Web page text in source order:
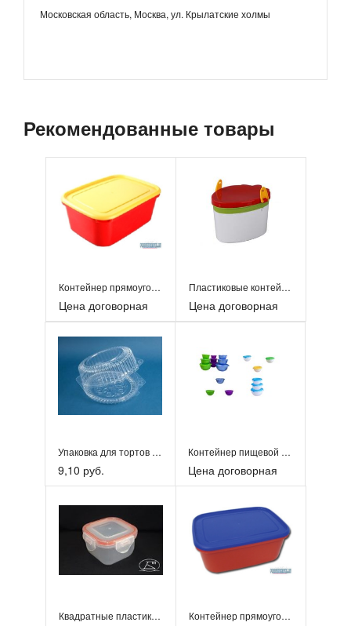
Московская область, Москва, ул. Крылатские холмы
Рекомендованные товары
Контейнер прямоугольный детский 1,5 л.
Цена договорная
Пластиковые контейнеры для пищи
Цена договорная
Упаковка для тортов Т-210В
9,10 руб.
Контейнер пищевой с крышкой 1л., 2л., 3л.
Цена договорная
Квадратные пластиковые контейнеры пищевые Контейнер прямоугольный детский 3,0 л.